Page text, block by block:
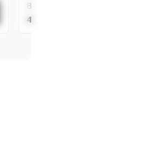
Bolea
47,50 €